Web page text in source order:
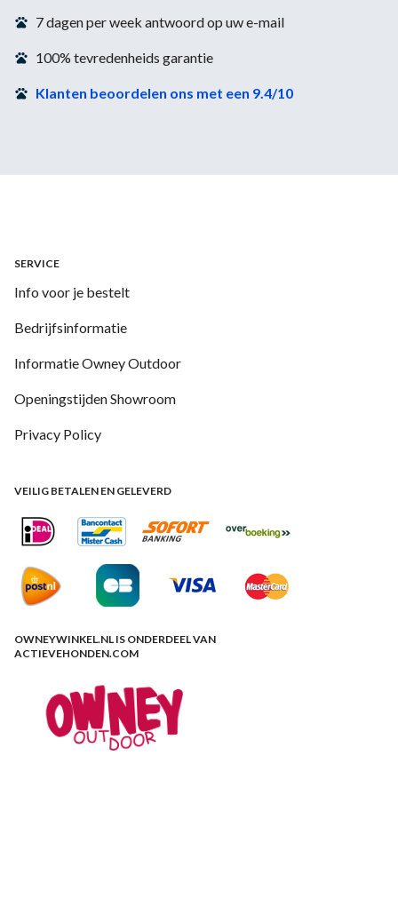
7 dagen per week antwoord op uw e-mail
100% tevredenheids garantie
Klanten beoordelen ons met een 9.4/10
SERVICE
Info voor je bestelt
Bedrijfsinformatie
Informatie Owney Outdoor
Openingstijden Showroom
Privacy Policy
VEILIG BETALEN EN GELEVERD
OWNEYWINKEL.NL IS ONDERDEEL VAN
ACTIEVEHONDEN.COM